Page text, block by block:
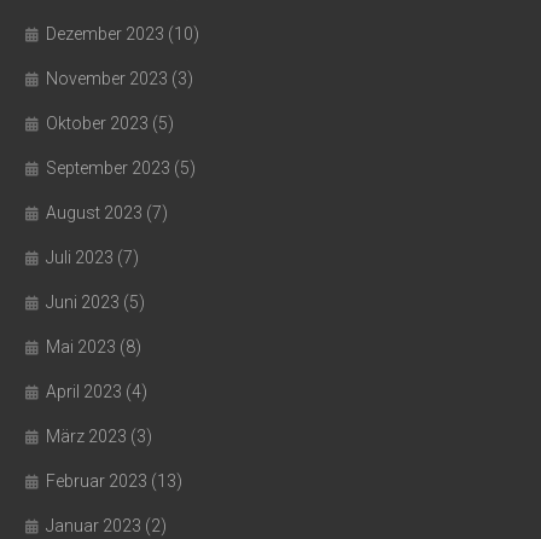
Dezember 2023 (10)
November 2023 (3)
Oktober 2023 (5)
September 2023 (5)
August 2023 (7)
Juli 2023 (7)
Juni 2023 (5)
Mai 2023 (8)
April 2023 (4)
März 2023 (3)
Februar 2023 (13)
Januar 2023 (2)